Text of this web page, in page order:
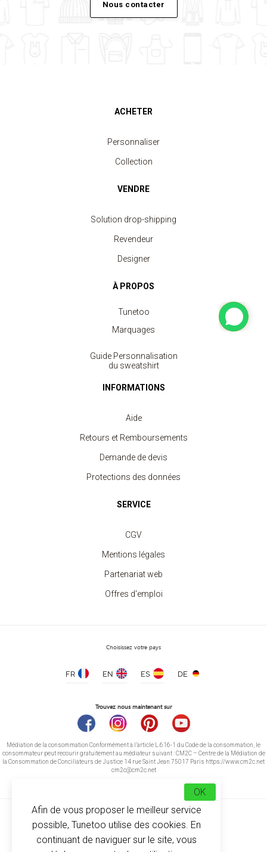
Sweat Col Rond Unisexe
à partir de 11.30 €
Nous contacter
ACHETER
Personnaliser
Collection
VENDRE
Solution drop-shipping
Revendeur
Designer
À PROPOS
Tunetoo
Marquages
Guide Personnalisation
du sweatshirt
INFORMATIONS
Aide
Retours et Remboursements
Demande de devis
Protections des données
SERVICE
CGV
Mentions légales
Partenariat web
Offres d'emploi
Choisissez votre pays
FR EN ES DE
Trouvez nous maintenant sur
Médiation de la consommation Conformément à l’article L.616-1 du Code de la consommation, le
consommateur peut recourir gratuitement au médiateur suivant : CM2C – Centre de la Médiation de
la Consommation de Conciliateurs de Justice 14 rue Saint Jean 75017 Paris https://www.cm2c.net
cm2c@cm2c.net
Afin de vous proposer le meilleur service
possible, Tunetoo utilise des cookies. En
continuant de naviguer sur le site, vous
OK